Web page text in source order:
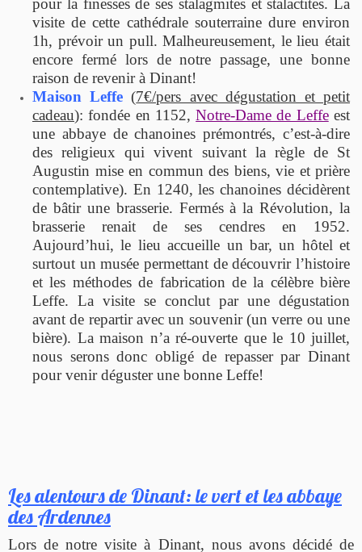
pour la finesses de ses stalagmites et stalactites. La
visite de cette cathédrale souterraine dure environ
1h, prévoir un pull. Malheureusement, le lieu était
encore fermé lors de notre passage, une bonne
raison de revenir à Dinant!
Maison Leffe (7€/pers avec dégustation et petit
cadeau): fondée en 1152,Notre-Dame de Leffeest
une abbaye de chanoines prémontrés, c’est-à-dire
des religieux qui vivent suivant la règle de St
Augustin mise en commun des biens, vie et prière
contemplative). En 1240, les chanoines décidèrent
de bâtir une brasserie. Fermés à la Révolution, la
brasserie renait de ses cendres en 1952.
Aujourd’hui, le lieu accueille un bar, un hôtel et
surtout un musée permettant de découvrir l’histoire
et les méthodes de fabrication de la célèbre bière
Leffe. La visite se conclut par une dégustation
avant de repartir avec un souvenir (un verre ou une
bière). La maison n’a ré-ouverte que le 10 juillet,
nous serons donc obligé de repasser par Dinant
pour venir déguster une bonne Leffe!
Les alentours de Dinant: le vert et les abbaye
des Ardennes
Lors de notre visite à Dinant, nous avons décidé de